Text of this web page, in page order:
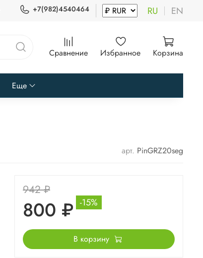
+7(982)4540464 RU EN
Сравнение Избранное Корзина
Еще
арт. PinGRZ20seg
942 ₽
800 ₽ -15%
В корзину